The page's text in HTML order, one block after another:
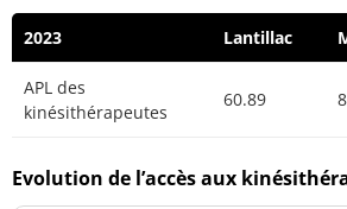
2023 Lantillac
APL des
kinésithérapeutes
60.89
Evolution de l’accès aux